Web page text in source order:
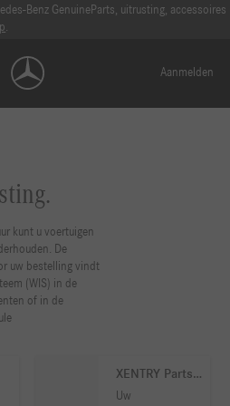
Benz GenuineParts, uitrusting, accessoires
.
Aanmelden
kunt u voertuigen
De
uw bestelling vindt
(WIS) in de
of in de
XENTRY Parts
Information
Uw